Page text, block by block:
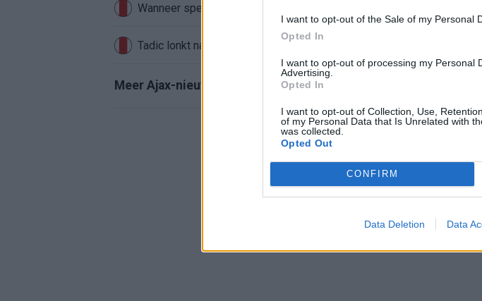
I want to opt-out of the Sale of my Personal
Opted In
I want to opt-out of processing my Personal
Advertising.
Opted In
I want to opt-out of Collection, Use,
of my Personal Data that Is Unrelated with
was collected.
Opted Out
CONFIRM
Data Deletion Data
Wanneer speelt Ajax in de Conference League? Dit zijn de belangrijke
Tadic lonkt naar verrassende Eredivisie-terugkeer: NEC onderzoekt
Meer Ajax-nieuws